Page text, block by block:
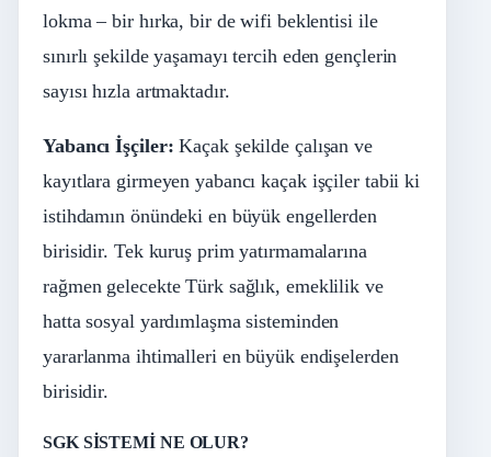
lokma – bir hırka, bir de wifi beklentisi ile
sınırlı şekilde yaşamayı tercih eden gençlerin
sayısı hızla artmaktadır.
Yabancı İşçiler: Kaçak şekilde çalışan ve
kayıtlara girmeyen yabancı kaçak işçiler tabii ki
istihdamın önündeki en büyük engellerden
birisidir. Tek kuruş prim yatırmamalarına
rağmen gelecekte Türk sağlık, emeklilik ve
hatta sosyal yardımlaşma sisteminden
yararlanma ihtimalleri en büyük endişelerden
birisidir.
SGK SİSTEMİ NE OLUR?